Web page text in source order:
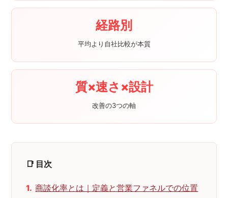
経路別
平均より自社比較が本質
質×速さ×設計
改善の3つの軸
📑 目次
商談化率とは｜定義と営業ファネルでの位置